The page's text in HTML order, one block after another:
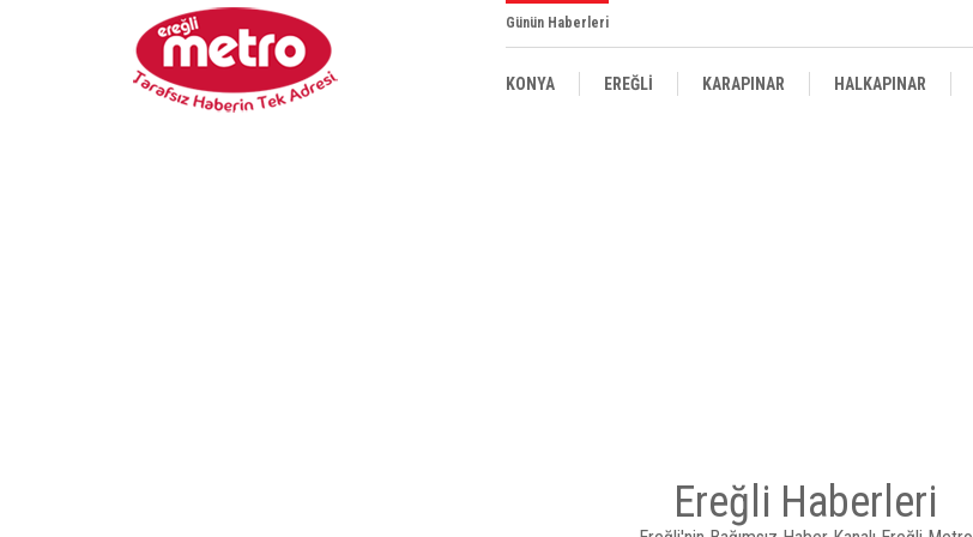
Günün Haberleri
KONYA EREĞLİ KARAPINAR HALKAPINAR
Ereğli Haberleri